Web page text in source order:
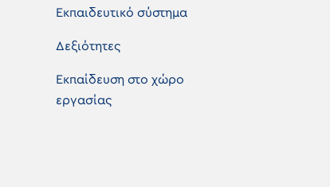
Εκπαιδευτικό σύστημα
Δεξιότητες
Εκπαίδευση στο χώρο
εργασίας